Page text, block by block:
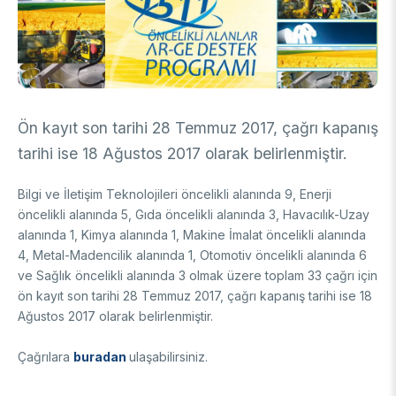
Arşiv
Üretken Yapay Zekâ Rehberi
DESTEKLER
Akademik
Ulusal Programlar
Uluslararası Programlar
Bilim & Toplum
Uluslararası Programlar
Bilimsel Etkinlik
Etkinlik Düzenleme
Etkinliklere Katılım
Uluslararası Destekler
Uluslararası İş Birlikleri
İkili İş Birliği Programları
Çok Taraflı Programlar
AB Çerçeve Programları
BURSLAR
Mentorluk Desteği Programı
Ön kayıt son tarihi 28 Temmuz 2017, çağrı kapanış
tarihi ise 18 Ağustos 2017 olarak belirlenmiştir.
Bilgi ve İletişim Teknolojileri öncelikli alanında 9, Enerji
öncelikli alanında 5, Gıda öncelikli alanında 3, Havacılık-Uzay
alanında 1, Kimya alanında 1, Makine İmalat öncelikli alanında
4, Metal-Madencilik alanında 1, Otomotiv öncelikli alanında 6
ve Sağlık öncelikli alanında 3 olmak üzere toplam 33 çağrı için
ön kayıt son tarihi 28 Temmuz 2017, çağrı kapanış tarihi ise 18
Ağustos 2017 olarak belirlenmiştir.
Çağrılara buradan ulaşabilirsiniz.